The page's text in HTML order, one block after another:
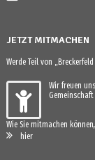
JETZT MITMACHEN
Werde Teil von
Wir freuen
Wie Sie mitmachen
hier